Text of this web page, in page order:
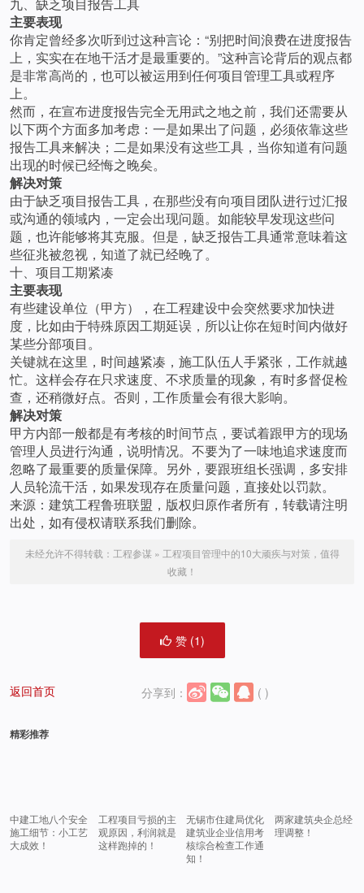
主要表现
你肯定曾经多次听到过这种言论：“别把时间浪费在进度报告
上，实实在在地干活才是最重要的。”这种言论背后的观点都
是非常高尚的，也可以被运用到任何项目管理工具或程序
上。
然而，在宣布进度报告完全无用武之地之前，我们还需要从
以下两个方面多加考虑：一是如果出了问题，必须依靠这些
报告工具来解决；二是如果没有这些工具，当你知道有问题
出现的时候已经悔之晚矣。
解决对策
由于缺乏项目报告工具，在那些没有向项目团队进行过汇报
或沟通的领域内，一定会出现问题。如能较早发现这些问
题，也许能够将其克服。但是，缺乏报告工具通常意味着这
些征兆被忽视，知道了就已经晚了。
十、项目工期紧凑
主要表现
有些建设单位（甲方），在工程建设中会突然要求加快进
度，比如由于特殊原因工期延误，所以让你在短时间内做好
某些分部项目。
关键就在这里，时间越紧凑，施工队伍人手紧张，工作就越
忙。这样会存在只求速度、不求质量的现象，有时多督促检
查，还稍微好点。否则，工作质量会有很大影响。
解决对策
甲方内部一般都是有考核的时间节点，要试着跟甲方的现场
管理人员进行沟通，说明情况。不要为了一味地追求速度而
忽略了最重要的质量保障。另外，要跟班组长强调，多安排
人员轮流干活，如果发现存在质量问题，直接处以罚款。
来源：建筑工程鲁班联盟，版权归原作者所有，转载请注明
出处，如有侵权请联系我们删除。
未经允许不得转载： 工程参谋» 工程项目管理中的10大顽疾与对策，值得
收藏！
赞 (1)
返回首页 分享到： ( )
精彩推荐
中建工地八个安全
施工细节：小工艺
大成效！
工程项目亏损的主
观原因，利润就是
这样跑掉的！
无锡市住建局优化
建筑业企业信用考
核综合检查工作通
知！
两家建筑央企总经
理调整！